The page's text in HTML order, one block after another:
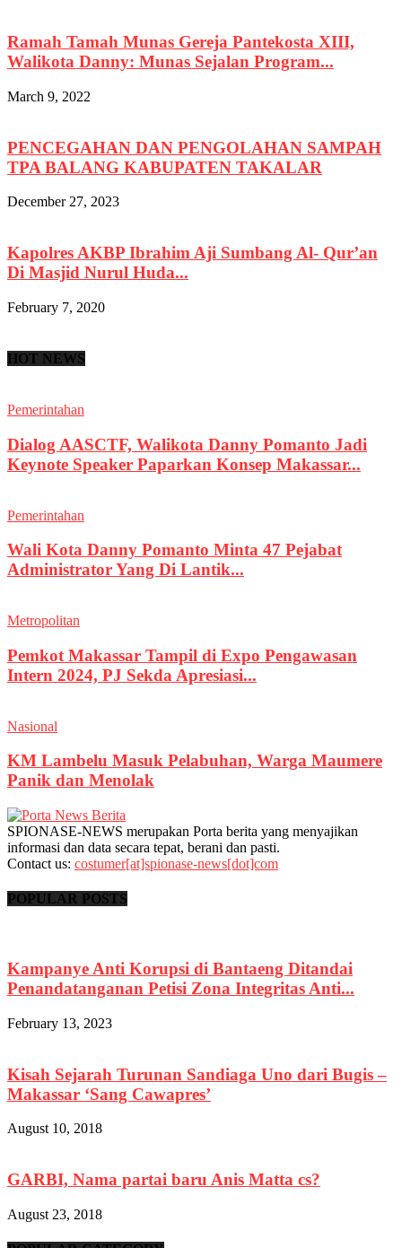
Ramah Tamah Munas Gereja Pantekosta XIII,
Walikota Danny: Munas Sejalan Program...
March 9, 2022
PENCEGAHAN DAN PENGOLAHAN SAMPAH
TPA BALANG KABUPATEN TAKALAR
December 27, 2023
Kapolres AKBP Ibrahim Aji Sumbang Al- Qur’an
Di Masjid Nurul Huda...
February 7, 2020
HOT NEWS
Pemerintahan
Dialog AASCTF, Walikota Danny Pomanto Jadi
Keynote Speaker Paparkan Konsep Makassar...
Pemerintahan
Wali Kota Danny Pomanto Minta 47 Pejabat
Administrator Yang Di Lantik...
Metropolitan
Pemkot Makassar Tampil di Expo Pengawasan
Intern 2024, PJ Sekda Apresiasi...
Nasional
KM Lambelu Masuk Pelabuhan, Warga Maumere
Panik dan Menolak
SPIONASE-NEWS merupakan Porta berita yang menyajikan
informasi dan data secara tepat, berani dan pasti.
Contact us: costumer[at]spionase-news[dot]com
POPULAR POSTS
Kampanye Anti Korupsi di Bantaeng Ditandai
Penandatanganan Petisi Zona Integritas Anti...
February 13, 2023
Kisah Sejarah Turunan Sandiaga Uno dari Bugis –
Makassar ‘Sang Cawapres’
August 10, 2018
GARBI, Nama partai baru Anis Matta cs?
August 23, 2018